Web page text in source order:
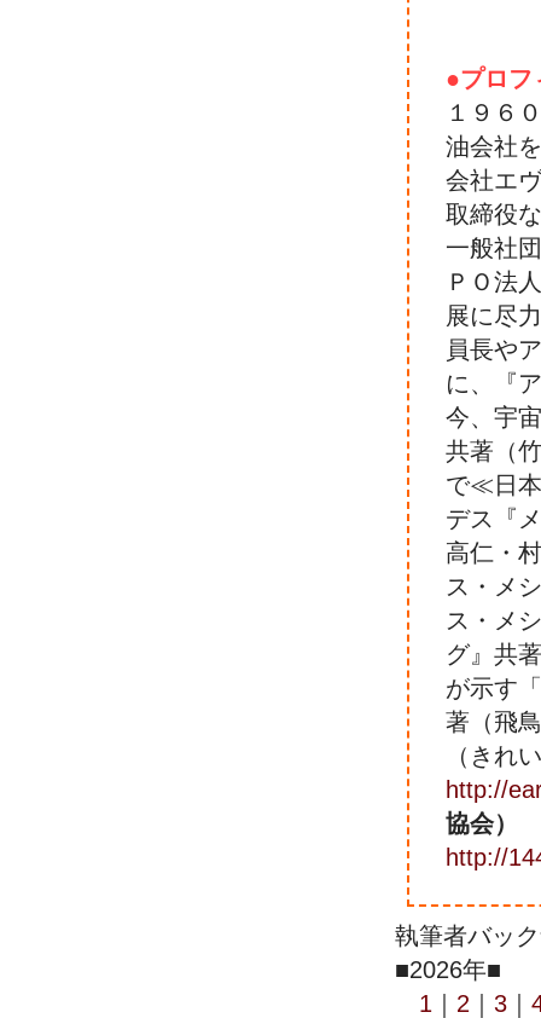
●プロフ
１９６
油会社
会社エ
取締役
一般社
ＰＯ法
展に尽
員長や
に、『
今、宇
共著（
で≪日
デス『
高仁・
ス・メ
ス・メ
グ』共
が示す
著（飛
（きれ
http://
協会）
http://
執筆者バッ
■2026年■
1
2 3